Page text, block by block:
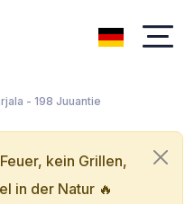
- 198 Juuantie
kein Grillen,
in der Natur 🔥